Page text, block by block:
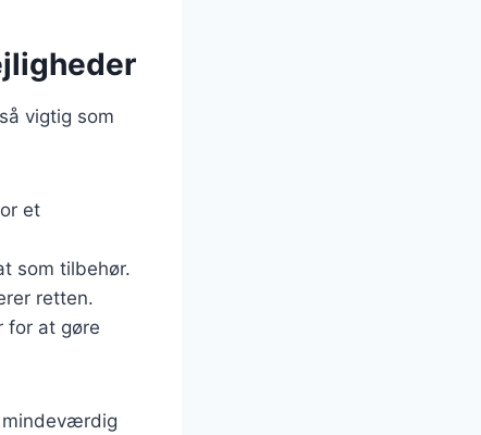
vigtig som
et
som tilbehør.
retten.
for at gøre
mindeværdig